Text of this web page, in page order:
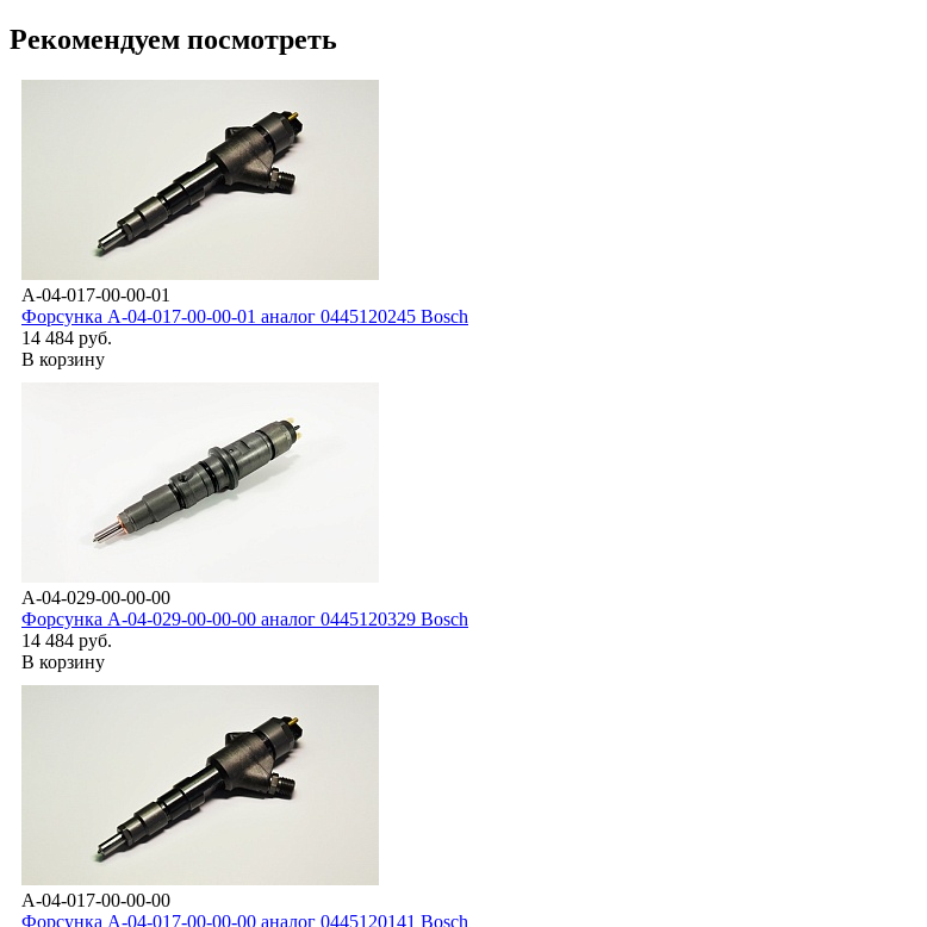
Рекомендуем посмотреть
A-04-017-00-00-01
Форсунка А-04-017-00-00-01 аналог 0445120245 Bosch
14 484 руб.
В корзину
A-04-029-00-00-00
Форсунка А-04-029-00-00-00 аналог 0445120329 Bosch
14 484 руб.
В корзину
A-04-017-00-00-00
Форсунка А-04-017-00-00-00 аналог 0445120141 Bosch